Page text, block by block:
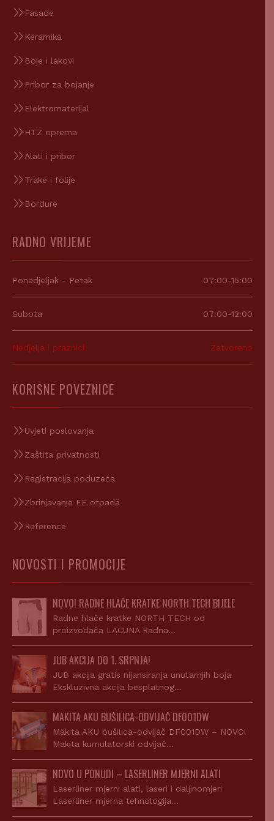
Fasade
Keramika
Boje i lakovi
Pribor za bojanje
Elektromaterijal
HTZ oprema
Alati i pribor
Trake i folije
Bordure
RADNO VRIJEME
Ponedjeljak - Petak 07:00-15:00
Subota 07:00-12:00
Nedjelja i praznici Zatvoreno
KORISNE POVEZNICE
Uvjeti poslovanja
Zaštita privatnosti
Registracija poduzeća
Zbrinjavanje EE otpada
Reference
NOVOSTI I PROMOCIJE
NOVO! RADNE HLAČE KRATKE NORTH TECH BIJELE
Radne hlače kratke NORTH TECH od
proizvođača LACUNA Radna…
JUB AKCIJA DO 1. SRPNJA!
JUB akcija gratis nijansiranja unutarnjih boja
Ekskluzivna akcija besplatnog…
MAKITA AKU BUŠILICA-ODVIJAČ DF001DW
Makita AKU bušilica-odvijač DF001DW – NOVO!
Makita kumulatorski odvijač…
NOVO U PONUDI – LASERLINER MJERNI ALATI
Laserliner mjerni alati, laseri i daljinomjeri
Laserliner mjerna tehnologija…